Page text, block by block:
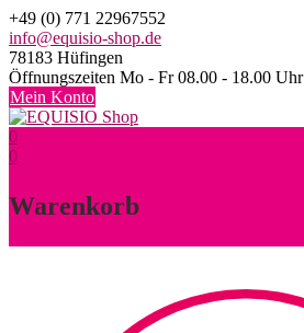
Skip
to
content
+49 (0) 771 22967552
info@equisio-shop.de
78183 Hüfingen
Öffnungszeiten Mo - Fr 08.00 - 18.00 Uhr
Mein Konto
0
0
Warenkorb